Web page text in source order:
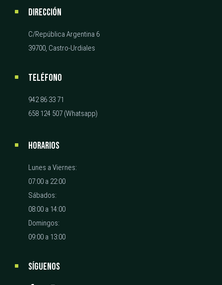
DIRECCIÓN
C/República Argentina 6
39700, Castro-Urdiales
TELÉFONO
942 86 33 71
658 124 507 (Whatsapp)
HORARIOS
Lunes a Viernes:
07:00 a 22:00
Sábados:
08:00 a 14:00
Domingos:
09:00 a 13:00
SÍGUENOS